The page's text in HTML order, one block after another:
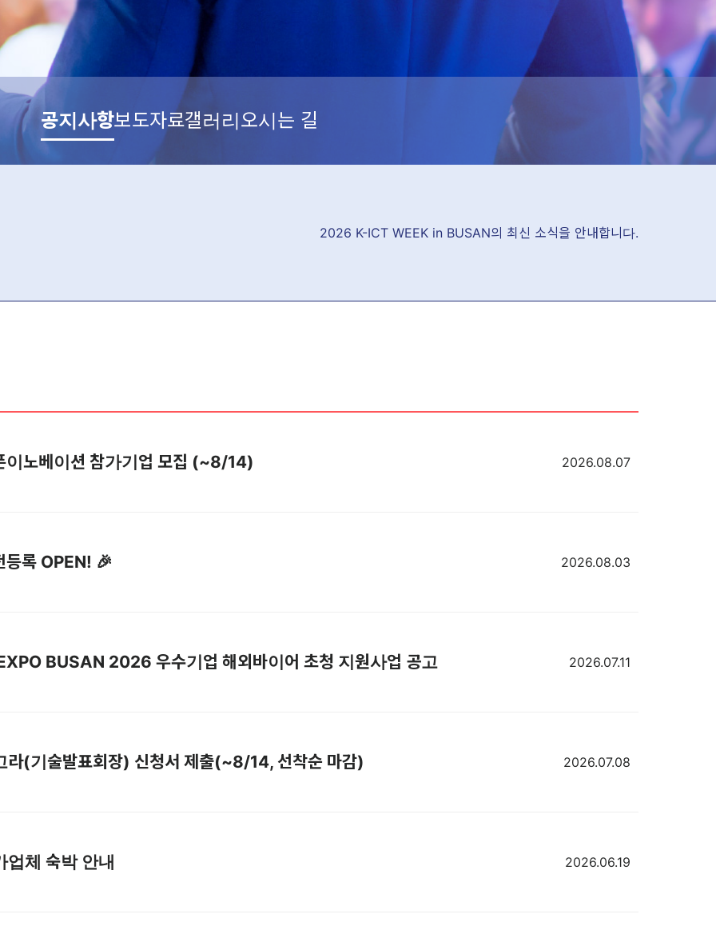
공지사항보도자료갤러리오시는 길
2026 K-ICT WEEK in BUSAN의 최신 소식을 안내합니다.
노베이션 참가기업 모집 (~8/14) 2026.08.07
록 OPEN! 🎉 2026.08.03
BUSAN 2026 우수기업 해외바이어 초청 지원사업 공고 2026.07.11
기술발표회장) 신청서 제출(~8/14, 선착순 마감) 2026.07.08
체 숙박 안내 2026.06.19